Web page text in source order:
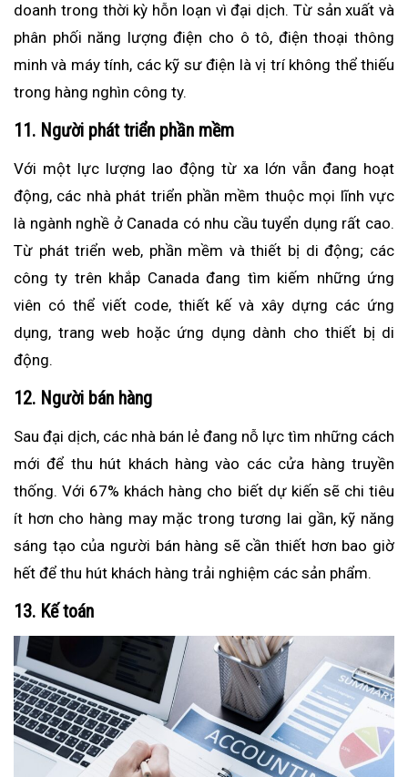
doanh trong thời kỳ hỗn loạn vì đại dịch. Từ sản xuất và
phân phối năng lượng điện cho ô tô, điện thoại thông
minh và máy tính, các kỹ sư điện là vị trí không thể thiếu
trong hàng nghìn công ty.
11. Người phát triển phần mềm
Với một lực lượng lao động từ xa lớn vẫn đang hoạt
động, các nhà phát triển phần mềm thuộc mọi lĩnh vực
là ngành nghề ở Canada có nhu cầu tuyển dụng rất cao.
Từ phát triển web, phần mềm và thiết bị di động; các
công ty trên khắp Canada đang tìm kiếm những ứng
viên có thể viết code, thiết kế và xây dựng các ứng
dụng, trang web hoặc ứng dụng dành cho thiết bị di
động.
12. Người bán hàng
Sau đại dịch, các nhà bán lẻ đang nỗ lực tìm những cách
mới để thu hút khách hàng vào các cửa hàng truyền
thống. Với 67% khách hàng cho biết dự kiến sẽ chi tiêu
ít hơn cho hàng may mặc trong tương lai gần, kỹ năng
sáng tạo của người bán hàng sẽ cần thiết hơn bao giờ
hết để thu hút khách hàng trải nghiệm các sản phẩm.
13. Kế toán